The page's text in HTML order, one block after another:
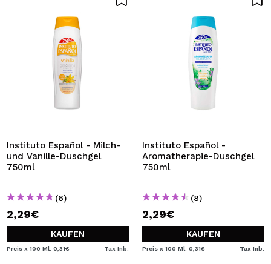
Instituto Español - Milch-
und Vanille-Duschgel
750ml
(6)
2,29€
KAUFEN
Preis x 100 Ml: 0,31€ Tax Inb.
Instituto Español -
Aromatherapie-Duschgel
750ml
(8)
2,29€
KAUFEN
Preis x 100 Ml: 0,31€ Tax Inb.